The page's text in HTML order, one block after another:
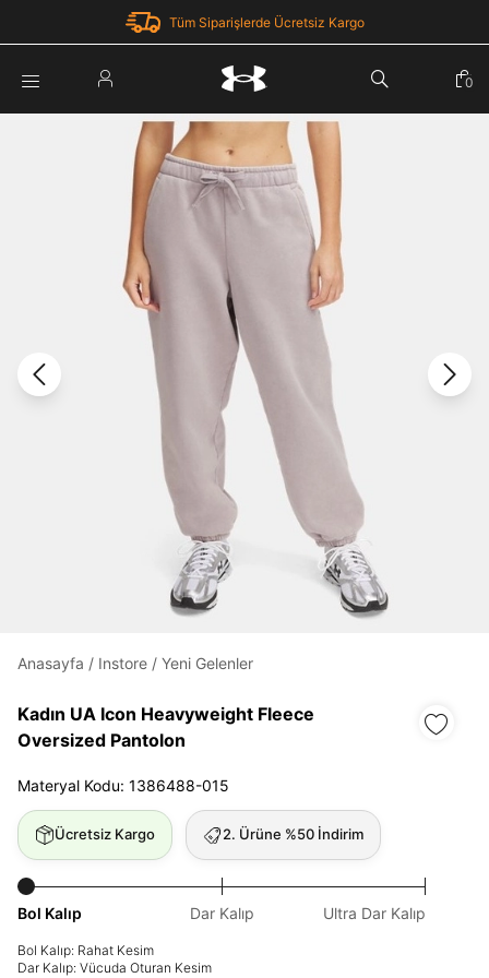
Tüm Siparişlerde Ücretsiz Kargo
E-posta Adresi *
Şifremi Unuttum
Giriş Yap
Under Armour'da yeni misiniz? Kayıt Ol
Üye Olmadan Devam Et
0
Anasayfa / Instore / Yeni Gelenler
Kadın UA Icon Heavyweight Fleece
Oversized Pantolon
Materyal Kodu: 1386488-015
Ücretsiz Kargo 2. Ürüne %50 İndirim
Bol Kalıp Dar Kalıp Ultra Dar Kalıp
Bol Kalıp: Rahat Kesim
Dar Kalıp: Vücuda Oturan Kesim
Parola Yenileme
E-posta adresi
Giriş Sayfasına Dön
Zaten hesabın var mı? Giriş yap
Daha hızlı ödeme. Hızlı sipariş takibi.